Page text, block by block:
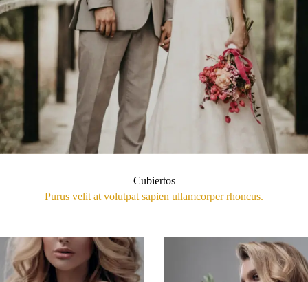
Cubiertos
Purus velit at volutpat sapien ullamcorper rhoncus.